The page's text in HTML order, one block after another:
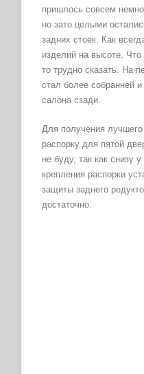
пришлось совсем
но зато целыми
задних стоек. Как
изделий на высоте.
то трудно сказать. На
стал более собранней
салона сзади.
Для получения
распорку для пятой
не буду, так как снизу
крепления распорки
защиты заднего
достаточно.